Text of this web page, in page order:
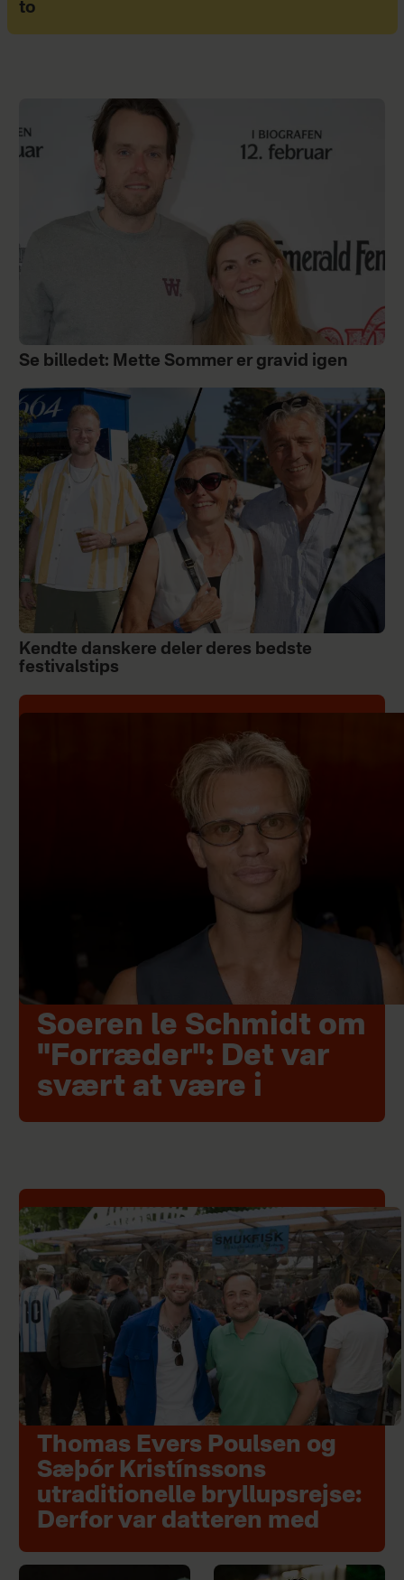
to
Se billedet: Mette Sommer er gravid igen
Kendte danskere deler deres bedste
festivalstips
Soeren le Schmidt om
"Forræder": Det var
svært at være i
Thomas Evers Poulsen og
Sæþór Kristínssons
utraditionelle bryllupsrejse:
Derfor var datteren med